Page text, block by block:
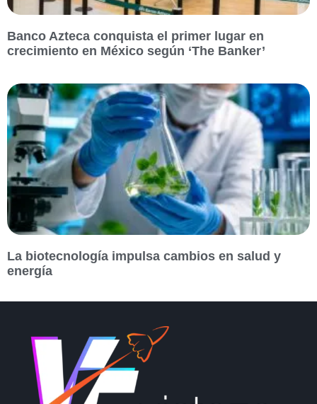
Banco Azteca conquista el primer lugar en
crecimiento en México según ‘The Banker’
La biotecnología impulsa cambios en salud y
energía